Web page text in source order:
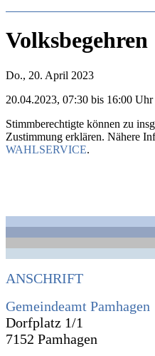
Volksbegehren
Do., 20. April 2023
20.04.2023, 07:30 bis 16:00
Stimmberechtigte können zu
Zustimmung erklären. Nähere
WAHLSERVICE.
ANSCHRIFT
Gemeindeamt Pamhagen
Dorfplatz 1/1
7152 Pamhagen